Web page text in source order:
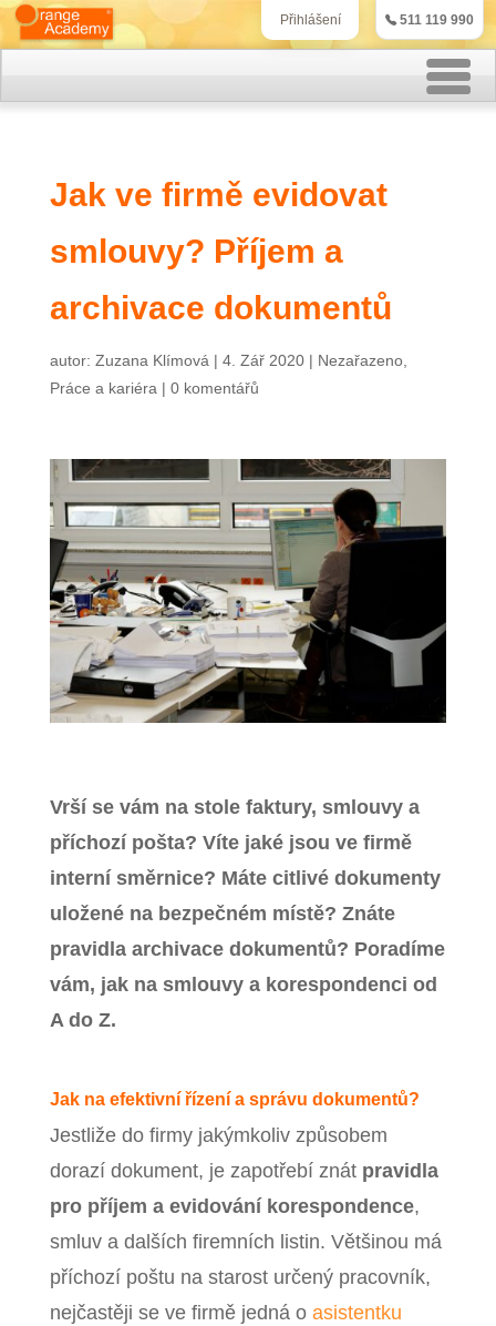
Přihlášení 511 119 990
Kurzy účetnictví
Kurzy personalistiky
Kurzy marketingu
IT kurzy
Kontakt
Zavřít menu
Jak ve firmě evidovat
smlouvy? Příjem a
archivace dokumentů
autor: Zuzana Klímová | 4. Zář 2020| Nezařazeno,
Práce a kariéra | 0 komentářů
Vrší se vám na stole faktury, smlouvy a
příchozí pošta? Víte jaké jsou ve firmě
interní směrnice? Máte citlivé dokumenty
uložené na bezpečném místě? Znáte
pravidla archivace dokumentů? Poradíme
vám, jak na smlouvy a korespondenci od
A do Z.
Jak na efektivní řízení a správu dokumentů?
Jestliže do firmy jakýmkoliv způsobem
dorazí dokument, je zapotřebí znát pravidla
pro příjem a evidování korespondence,
smluv a dalších firemních listin. Většinou má
příchozí poštu na starost určený pracovník,
nejčastěji se ve firmě jedná o asistentku